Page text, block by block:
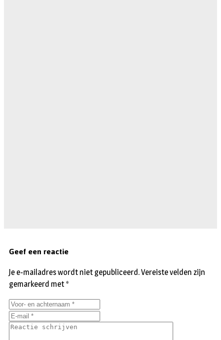
Geef een reactie
Je e-mailadres wordt niet gepubliceerd.Vereiste velden zijn
gemarkeerd met *